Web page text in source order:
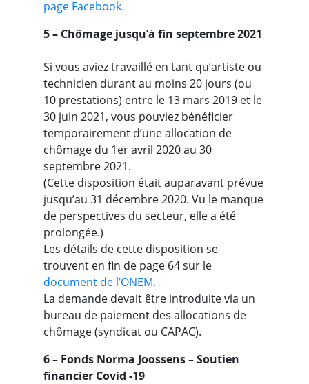
page Facebook.
5 – Chômage jusqu’à fin septembre 2021
Si vous aviez travaillé en tant qu’artiste ou
technicien durant au moins 20 jours (ou
10 prestations) entre le 13 mars 2019 et le
30 juin 2021, vous pouviez bénéficier
temporairement d’une allocation de
chômage du 1er avril 2020 au 30
septembre 2021.
(Cette disposition était auparavant prévue
jusqu’au 31 décembre 2020. Vu le manque
de perspectives du secteur, elle a été
prolongée.)
Les détails de cette disposition se
trouvent en fin de page 64 sur le
document de l’ONEM.
La demande devait être introduite via un
bureau de paiement des allocations de
chômage (syndicat ou CAPAC).
6 – Fonds Norma Joossens–Soutien
financier Covid -19